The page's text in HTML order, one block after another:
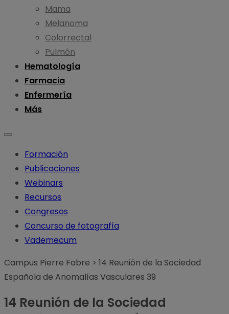
Mama
Melanoma
Colorrectal
Pulmón
Hematología
Farmacia
Enfermería
Más
Formación
Publicaciones
Webinars
Recursos
Congresos
Concurso de fotografía
Vademecum
Campus Pierre Fabre > 14 Reunión de la Sociedad
Española de Anomalías Vasculares 39
14 Reunión de la Sociedad